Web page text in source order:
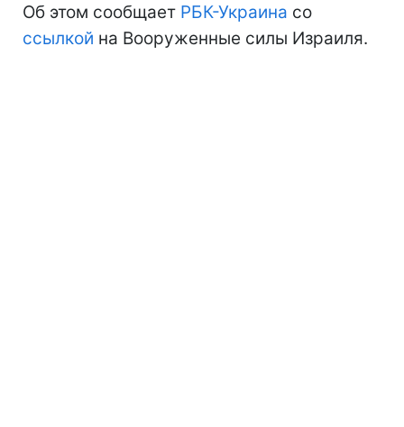
Об этом сообщает РБК-Украина со
ссылкой на Вооруженные силы Израиля.